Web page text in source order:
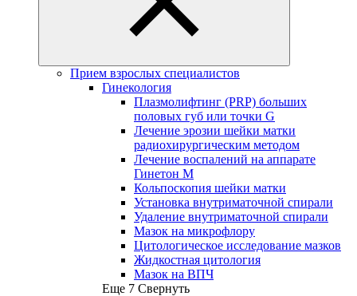
Прием взрослых специалистов
Гинекология
Плазмолифтинг (PRP) больших
половых губ или точки G
Лечение эрозии шейки матки
радиохирургическим методом
Лечение воспалений на аппарате
Гинетон М
Кольпоскопия шейки матки
Установка внутриматочной спирали
Удаление внутриматочной спирали
Мазок на микрофлору
Цитологическое исследование мазков
Жидкостная цитология
Мазок на ВПЧ
Еще 7 Свернуть